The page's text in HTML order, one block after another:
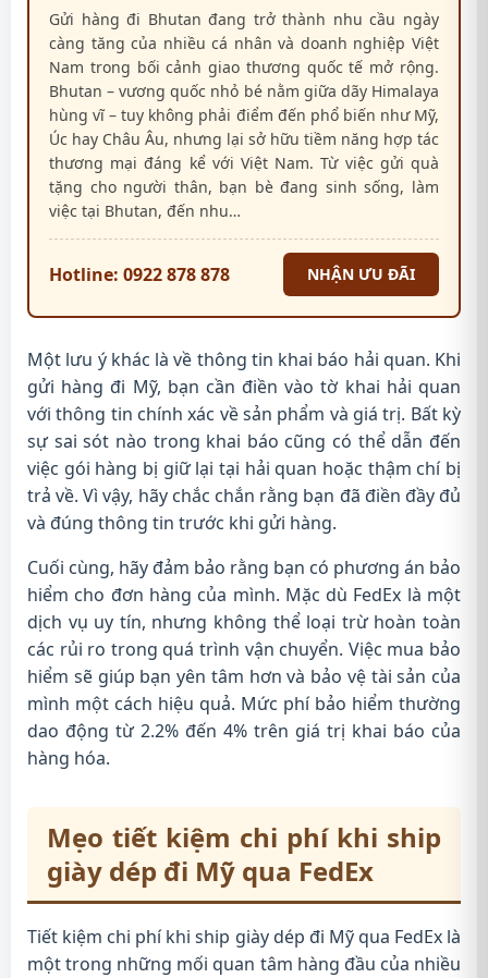
Gửi hàng đi Bhutan đang trở thành nhu cầu ngày
càng tăng của nhiều cá nhân và doanh nghiệp Việt
Nam trong bối cảnh giao thương quốc tế mở rộng.
Bhutan – vương quốc nhỏ bé nằm giữa dãy Himalaya
hùng vĩ – tuy không phải điểm đến phổ biến như Mỹ,
Úc hay Châu Âu, nhưng lại sở hữu tiềm năng hợp tác
thương mại đáng kể với Việt Nam. Từ việc gửi quà
tặng cho người thân, bạn bè đang sinh sống, làm
việc tại Bhutan, đến nhu…
Hotline: 0922 878 878 NHẬN ƯU ĐÃI
Một lưu ý khác là về thông tin khai báo hải quan. Khi
gửi hàng đi Mỹ, bạn cần điền vào tờ khai hải quan
với thông tin chính xác về sản phẩm và giá trị. Bất kỳ
sự sai sót nào trong khai báo cũng có thể dẫn đến
việc gói hàng bị giữ lại tại hải quan hoặc thậm chí bị
trả về. Vì vậy, hãy chắc chắn rằng bạn đã điền đầy đủ
và đúng thông tin trước khi gửi hàng.
Cuối cùng, hãy đảm bảo rằng bạn có phương án bảo
hiểm cho đơn hàng của mình. Mặc dù FedEx là một
dịch vụ uy tín, nhưng không thể loại trừ hoàn toàn
các rủi ro trong quá trình vận chuyển. Việc mua bảo
hiểm sẽ giúp bạn yên tâm hơn và bảo vệ tài sản của
mình một cách hiệu quả. Mức phí bảo hiểm thường
dao động từ 2.2% đến 4% trên giá trị khai báo của
hàng hóa.
Mẹo tiết kiệm chi phí khi ship
giày dép đi Mỹ qua FedEx
Tiết kiệm chi phí khi ship giày dép đi Mỹ qua FedEx là
một trong những mối quan tâm hàng đầu của nhiều